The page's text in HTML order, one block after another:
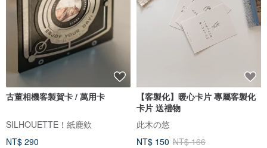
古董相機客製賀卡 / 萬用卡
SILHOUETTE！紙鹿欸
NT$ 290
【客製化】暖心卡片 專屬客製化
卡片 送禮物
此木の悠
NT$ 150 NT$ 166